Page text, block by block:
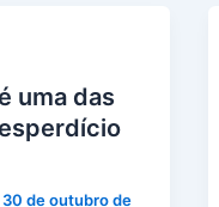
uma das
30 de outubro de